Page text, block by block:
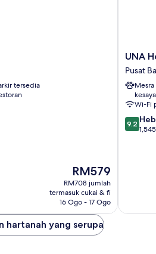
tersedia
Harga
ialah
RM579
RM579
RM708 jumlah
termasuk cukai & fi
16 Ogo - 17 Ogo
UNA
Hotels
Decò
Roma
Pusat
Bandar
Rome
UNA
Pusat
Wi-Fi
9.2
9.2
hartanah yang serupa